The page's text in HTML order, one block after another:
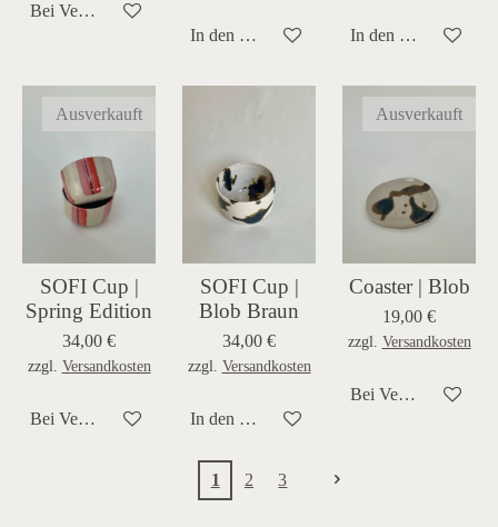
Bei Verfügbarkeit benachrichtigen
In den Warenkorb In den Warenkorb
Ausverkauft
SOFI Cup |
Spring Edition
34,00 €
zzgl. Versandkosten
Bei Verfügbarkeit benachrichtigen
SOFI Cup |
Blob Braun
34,00 €
zzgl. Versandkosten
In den Warenkorb
Ausverkauft
Coaster | Blob
19,00 €
zzgl. Versandkosten
Bei Verfügbarkeit
1 2 3